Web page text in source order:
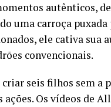
autênticos,
uma carroça
ele cativa sua
convencionais.
seis filhos sem a
Os vídeos de